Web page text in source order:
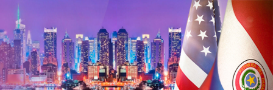
contenido